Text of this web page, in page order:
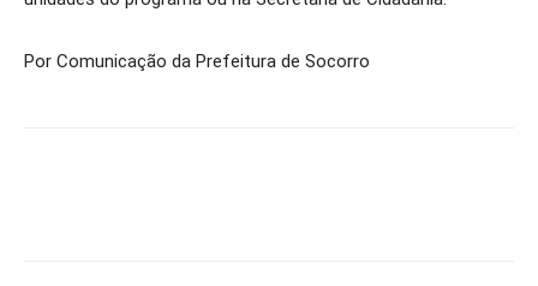
Por Comunicação da Prefeitura de Socorro